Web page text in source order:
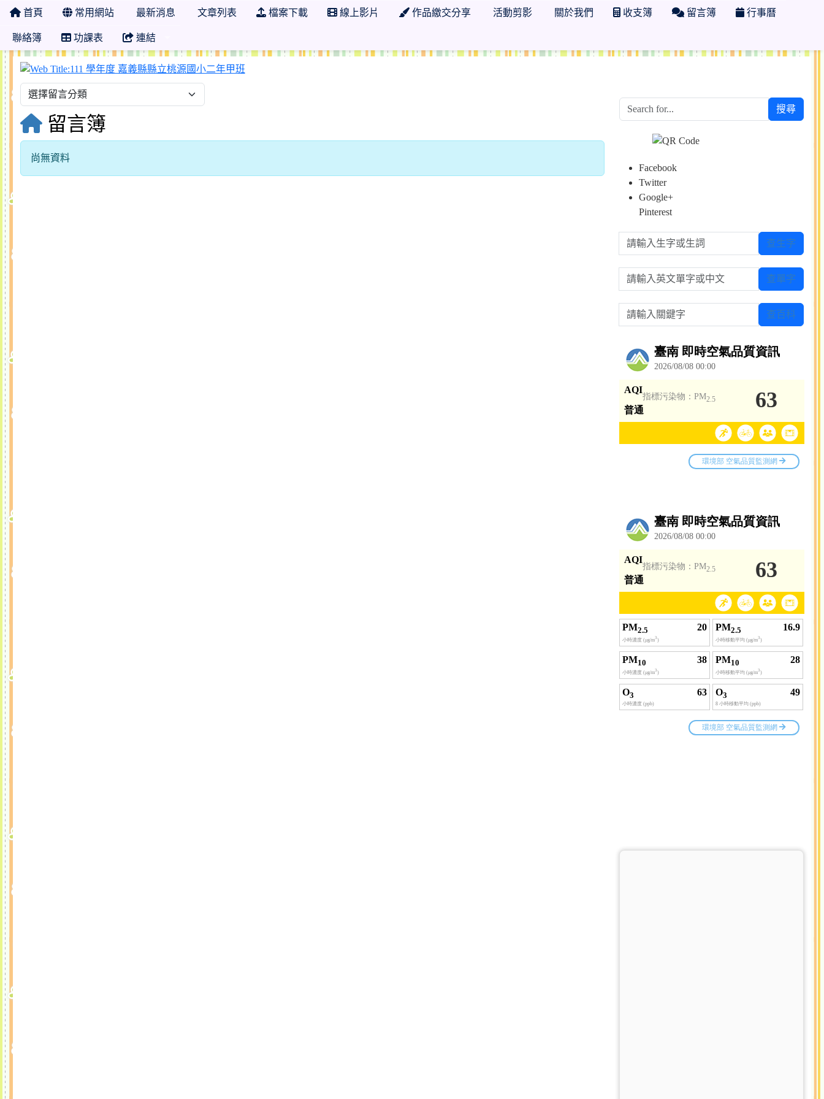
首頁 常用網站 最新消息 文章列表 檔案下載 線上影片 作品繳交分享 活動剪影 關於我們 收支簿 留言簿 行事曆
聯絡簿 功課表 連結
111 學年度 嘉義縣縣立桃源國小二年甲班
留言簿
尚無資料
搜尋
Facebook
Twitter
Google+
Pinterest
請輸入生字或生詞 查生字
請輸入英文單字或中文 查單字
請輸入關鍵字 查百科